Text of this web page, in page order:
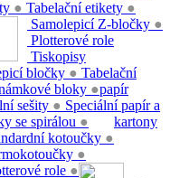
● Tabelační etikety ●
Samolepicí Z-bločky ●
bločky ●
bloky ●
sešity ●
se spirálou ●
Plotterové role
kotoučky ●
●
role ●
Tiskopisy
Tabelační
papír
Speciální papír a
kartony